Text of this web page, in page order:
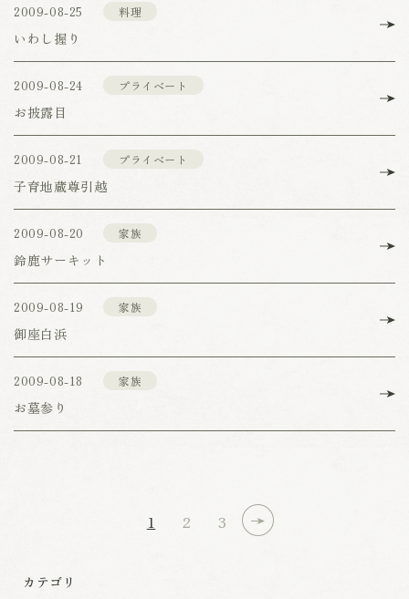
2009-08-25 料理
いわし握り
2009-08-24 プライベート
お披露目
2009-08-21 プライベート
子育地蔵尊引越
2009-08-20 家族
鈴鹿サーキット
2009-08-19 家族
御座白浜
2009-08-18 家族
お墓参り
1 2 3
カテゴリ